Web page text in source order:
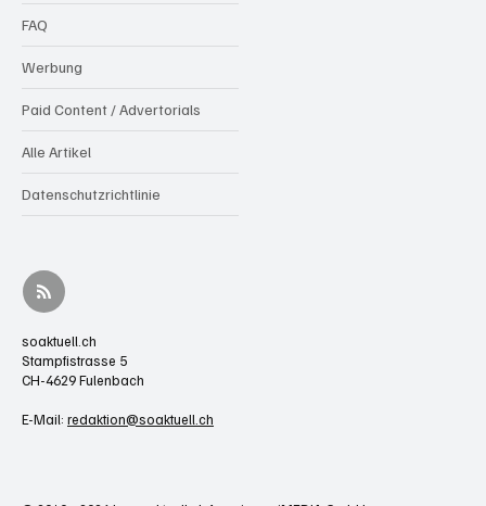
FAQ
Werbung
Paid Content / Advertorials
Alle Artikel
Datenschutzrichtlinie
soaktuell.ch
Stampfistrasse 5
CH-4629 Fulenbach
E-Mail: redaktion@soaktuell.ch